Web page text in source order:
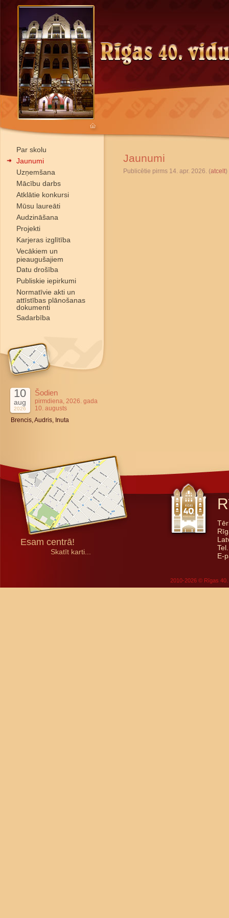
Par skolu
Jaunumi
Uzņemšana
Mācību darbs
Atklātie konkursi
Mūsu laureāti
Audzināšana
Projekti
Karjeras izglītība
Vecākiem un
pieaugušajiem
Datu drošība
Publiskie iepirkumi
Normatīvie akti un
attīstības plānošanas
dokumenti
Sadarbība
10
aug
2026
Šodien
pirmdiena, 2026. gada
10. augusts
Brencis, Audris, Inuta
Jaunumi
Publicētie pirms 14. apr. 2026. (atcelt)
Esam centrā!
Skatīt karti...
E-
2010-2026 © Rīgas